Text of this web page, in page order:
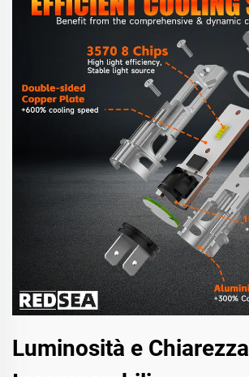
Luminosità e Chiarezza